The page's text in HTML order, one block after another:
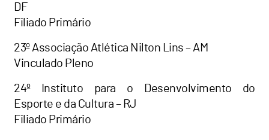
DF
Filiado Primário
23º Associação Atlética Nilton Lins – AM
Vinculado Pleno
24º Instituto para o Desenvolvimento do
Esporte e da Cultura – RJ
Filiado Primário